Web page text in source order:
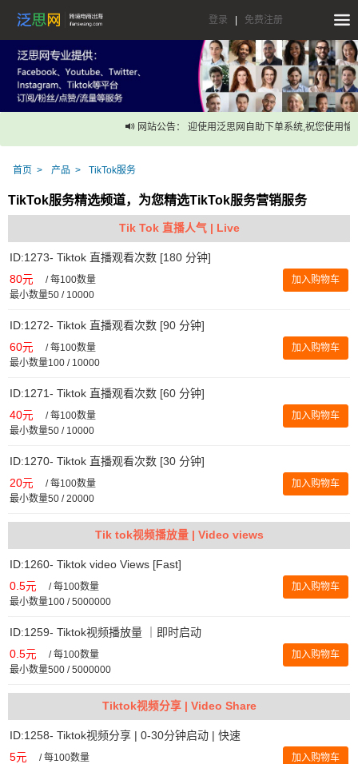
登录 免费注册
网站公告： 迎使用泛思网自助下单系统,祝您使用愉快
首页 产品 TikTok服务
TikTok服务精选频道，为您精选TikTok服务营销服务
Tik Tok 直播人气 | Live
ID:1273- Tiktok 直播观看次数 [180 分钟]
80元 /每100数量
最小数量50 / 10000
加入购物车
ID:1272- Tiktok 直播观看次数 [90 分钟]
60元 /每100数量
最小数量100 / 10000
加入购物车
ID:1271- Tiktok 直播观看次数 [60 分钟]
40元 /每100数量
最小数量50 / 10000
加入购物车
ID:1270- Tiktok 直播观看次数 [30 分钟]
20元 /每100数量
最小数量50 / 20000
加入购物车
Tik tok视频播放量 | Video views
ID:1260- Tiktok video Views [Fast]
0.5元 /每100数量
最小数量100 / 5000000
加入购物车
ID:1259- Tiktok视频播放量 ｜即时启动
0.5元 /每100数量
最小数量500 / 5000000
加入购物车
Tiktok视频分享 | Video Share
ID:1258- Tiktok视频分享 | 0-30分钟启动 | 快速
5元 /每100数量
加入购物车